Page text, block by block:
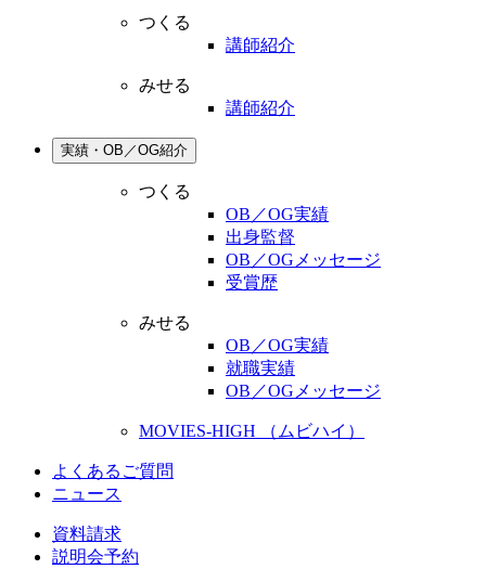
つくる
講師紹介
みせる
講師紹介
実績・OB／OG紹介
つくる
OB／OG実績
出身監督
OB／OGメッセージ
受賞歴
みせる
OB／OG実績
就職実績
OB／OGメッセージ
MOVIES-HIGH （ムビハイ）
よくあるご質問
ニュース
資料請求
説明会予約